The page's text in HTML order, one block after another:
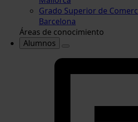
Grado Superior de
Barcelona
Áreas de conocimiento
Alumnos